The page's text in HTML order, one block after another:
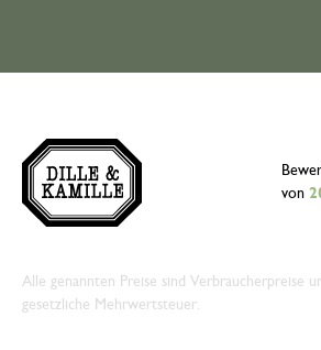
von
Alle genannten Preise sind Verbraucherpreise
gesetzliche Mehrwertsteuer.